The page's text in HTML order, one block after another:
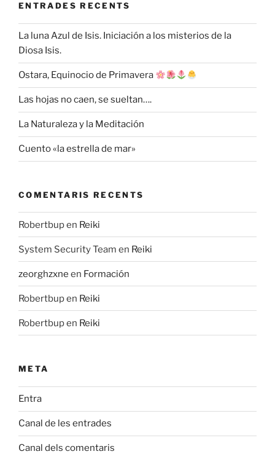
ENTRADES RECENTS
La luna Azul de Isis. Iniciación a los misterios de la
Diosa Isis.
Ostara, Equinocio de Primavera
Las hojas no caen, se sueltan….
La Naturaleza y la Meditación
Cuento «la estrella de mar»
COMENTARIS RECENTS
Robertbupen Reiki
System Security Team en Reiki
zeorghzxne en Formación
Robertbupen Reiki
Robertbupen Reiki
META
Entra
Canal de les entrades
Canal dels comentaris